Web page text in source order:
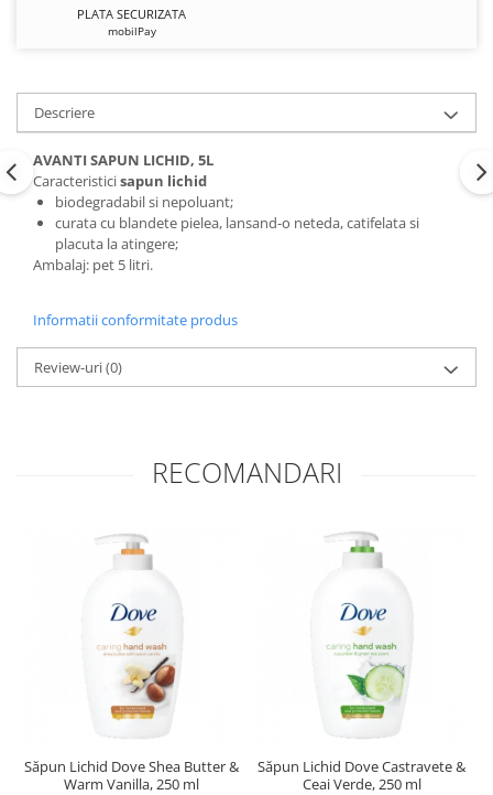
PLATA SECURIZATA
mobilPay
Descriere
AVANTI SAPUN LICHID, 5L
Caracteristicisapun lichid
biodegradabil si nepoluant;
curata cu blandete pielea, lansand-o neteda, catifelata si
placuta la atingere;
Ambalaj: pet 5 litri.
Informatii conformitate produs
Review-uri(0)
RECOMANDARI
Săpun Lichid Dove Shea Butter &
Warm Vanilla, 250 ml
Săpun Lichid Dove Castravete &
Ceai Verde, 250 ml